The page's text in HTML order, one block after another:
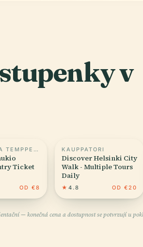
v
KOSTEL NA TEMPPELIAUKIO
Ticket
OD €8
KAUPPATORI
Discover Helsinki City
Walk - Multiple Tours
Daily
★ 4.8 OD €20
— konečná cena a dostupnost se potvrzují u